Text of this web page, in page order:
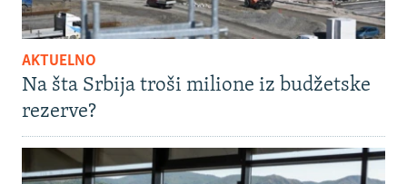
AKTUELNO
Na šta Srbija troši milione iz budžetske
rezerve?